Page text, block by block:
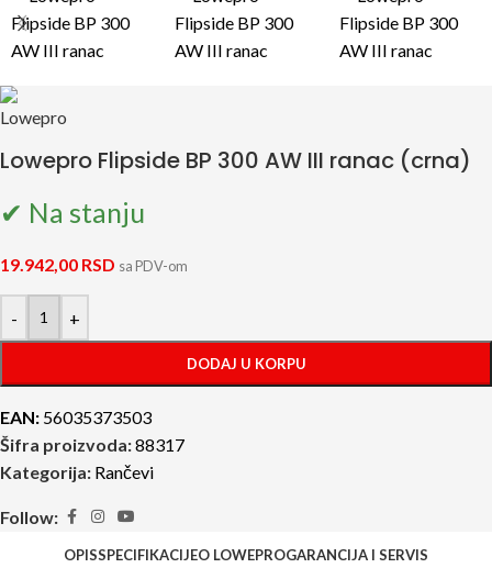
Lowepro Flipside BP 300 AW III ranac (crna)
✔ Na stanju
19.942,00 RSD sa PDV-om
- +
DODAJ U KORPU
EAN: 56035373503
Šifra proizvoda:88317
Kategorija: Rančevi
Follow:
OPISSPECIFIKACIJEO LOWEPROGARANCIJA I SERVIS